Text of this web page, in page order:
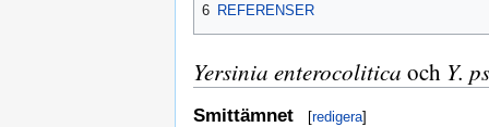
6 REFERENSER
Yersinia enterocolitica och Y.
Smittämnet [redigera]